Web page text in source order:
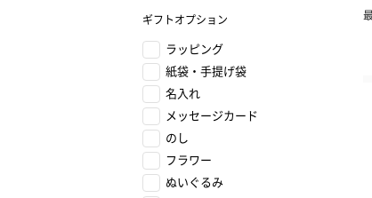
ギフトオプション
ラッピング
紙袋・手提げ袋
名入れ
メッセージカード
のし
フラワー
ぬいぐるみ